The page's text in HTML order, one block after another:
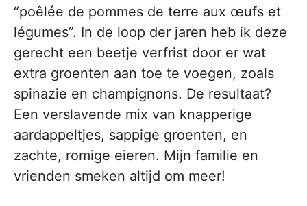
“poêlée de pommes de terre aux œufs et
légumes”. In de loop der jaren heb ik deze
gerecht een beetje verfrist door er wat
extra groenten aan toe te voegen, zoals
spinazie en champignons. De resultaat?
Een verslavende mix van knapperige
aardappeltjes, sappige groenten, en
zachte, romige eieren. Mijn familie en
vrienden smeken altijd om meer!